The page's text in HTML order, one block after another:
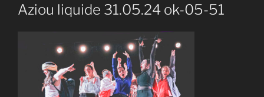
Aziou liquide 31.05.24 ok-05-51